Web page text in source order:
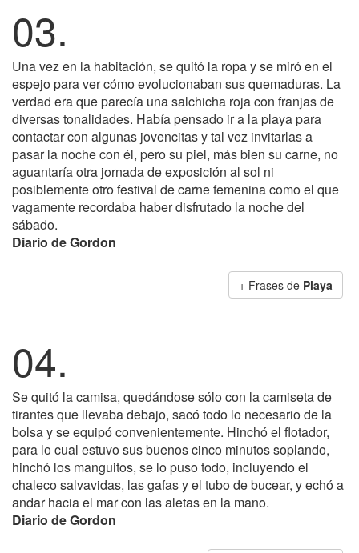
03.
Una vez en la habitación, se quitó la ropa y se miró en el
espejo para ver cómo evolucionaban sus quemaduras. La
verdad era que parecía una salchicha roja con franjas de
diversas tonalidades. Había pensado ir a la playa para
contactar con algunas jovencitas y tal vez invitarlas a
pasar la noche con él, pero su piel, más bien su carne, no
aguantaría otra jornada de exposición al sol ni
posiblemente otro festival de carne femenina como el que
vagamente recordaba haber disfrutado la noche del
sábado.
Diario de Gordon
+ Frases de Playa
04.
Se quitó la camisa, quedándose sólo con la camiseta de
tirantes que llevaba debajo, sacó todo lo necesario de la
bolsa y se equipó convenientemente. Hinchó el flotador,
para lo cual estuvo sus buenos cinco minutos soplando,
hinchó los manguitos, se lo puso todo, incluyendo el
chaleco salvavidas, las gafas y el tubo de bucear, y echó a
andar hacia el mar con las aletas en la mano.
Diario de Gordon